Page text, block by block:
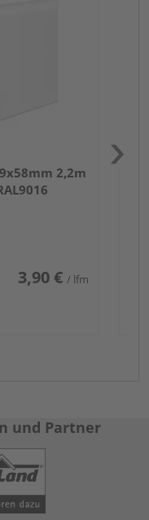
2,2m
3,90 € / lfm
und Partner